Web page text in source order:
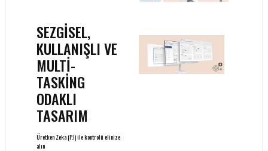
SEZGİSEL,
KULLANIŞLI VE
MULTİ-
TASKİNG
ODAKLI
TASARIM
Üretken Zeka (P.I) ile kontrolü elinize
alın